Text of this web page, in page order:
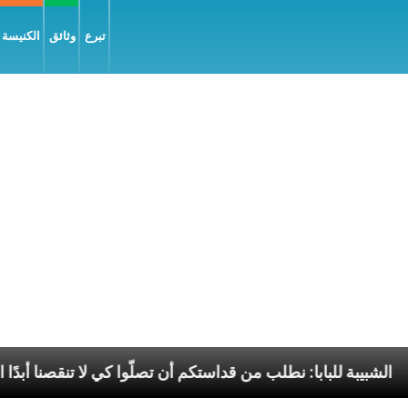
وثائق تبرع
الشبيبة للبابا: نطلب من قداستكم أن تصلّوا كي